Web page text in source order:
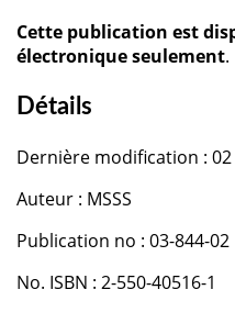
Cette publication est
électronique seulement.
Détails
Dernière modification :
Auteur : MSSS
Publication no : 03-844-02
No. ISBN : 2-550-40516-1